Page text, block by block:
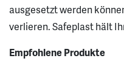
ausgesetzt werden
verlieren. Safeplast hält
Empfohlene Produkte